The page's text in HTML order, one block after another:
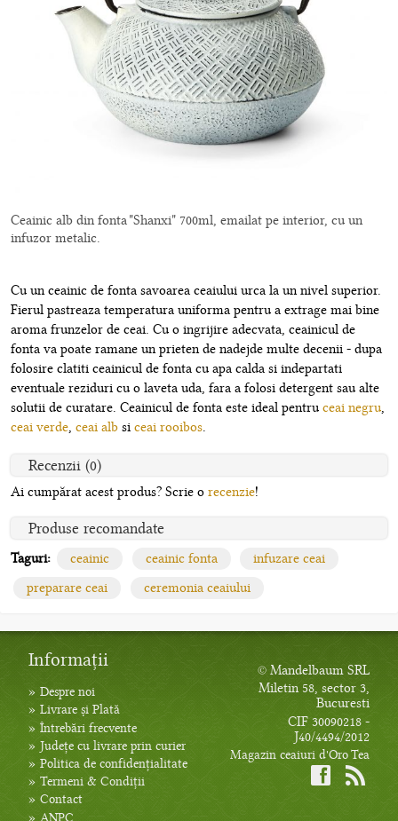
Ceainic alb din fonta "Shanxi" 700ml, emailat pe interior, cu un
infuzor metalic.
Cu un ceainic de fonta savoarea ceaiului urca la un nivel superior.
Fierul pastreaza temperatura uniforma pentru a extrage mai bine
aroma frunzelor de ceai. Cu o ingrijire adecvata, ceainicul de
fonta va poate ramane un prieten de nadejde multe decenii - dupa
folosire clatiti ceainicul de fonta cu apa calda si indepartati
eventuale reziduri cu o laveta uda, fara a folosi detergent sau alte
solutii de curatare. Ceainicul de fonta este ideal pentru ceai negru,
ceai verde, ceai alb si ceai rooibos.
Recenzii (0)
Ai cumpărat acest produs? Scrie o recenzie!
Produse recomandate
Taguri: ceainic ceainic fonta
infuzare ceai
preparare ceai
ceremonia ceaiului
Informații
» Despre noi
» Livrare și Plată
» Întrebări frecvente
» Județe cu livrare prin curier
» Politica de confidențialitate
» Termeni & Condiții
» Contact
» ANPC
© Mandelbaum SRL
Miletin 58, sector 3,
Bucuresti
CIF 30090218 -
J40/4494/2012
Magazin ceaiuri d'Oro Tea